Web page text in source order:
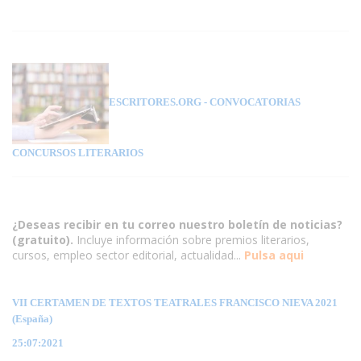
ESCRITORES.ORG - CONVOCATORIAS
CONCURSOS LITERARIOS
¿Deseas recibir en tu correo nuestro boletín de noticias?
(gratuito). Incluye información sobre premios literarios,
cursos, empleo sector editorial, actualidad... Pulsa aqui
VII CERTAMEN DE TEXTOS TEATRALES FRANCISCO NIEVA 2021
(España)
25:07:2021